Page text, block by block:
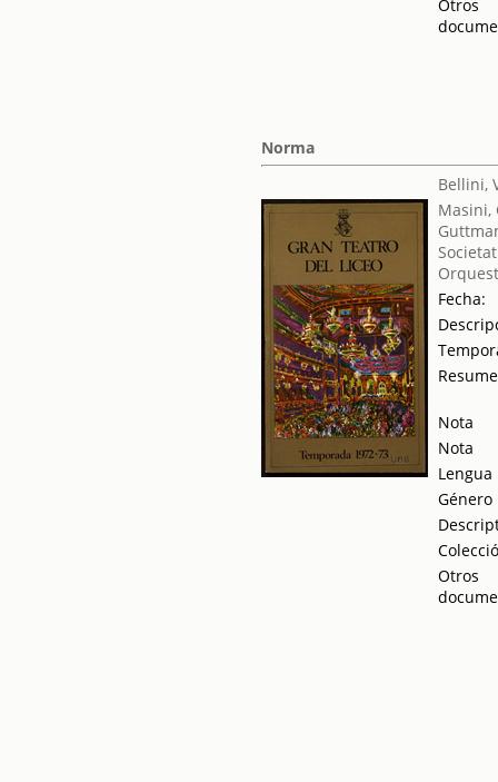
Otros
Norma
Bellini,
Masini,
Fecha:
Nota
Nota
Lengua
Género
Otros